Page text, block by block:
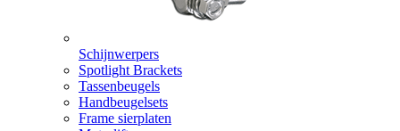
Schijnwerpers
Spotlight Brackets
Tassenbeugels
Handbeugelsets
Frame sierplaten